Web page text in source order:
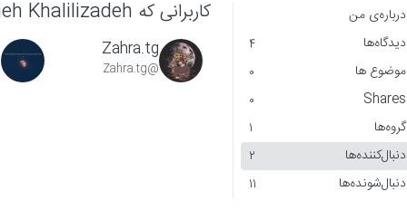
درباره‌‌ی من
دیدگاه‌ها
4
موضوع ها 0
Shares
0
گروه‌ها 1
دنبال‌کننده‌ها 2
دنبال‌شونده‌ها 11
کاربرانی که Fatemeh Khalilizadeh را دنبال می‌کنند
Zahra.tg
@Zahra.tg